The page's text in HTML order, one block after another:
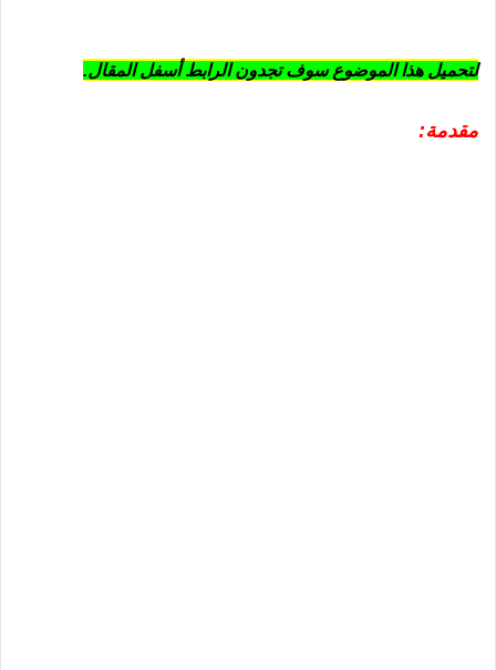
لتحميل هذا الموضوع سوف تجدون الرابط أسفل المقال.
مقدمة: